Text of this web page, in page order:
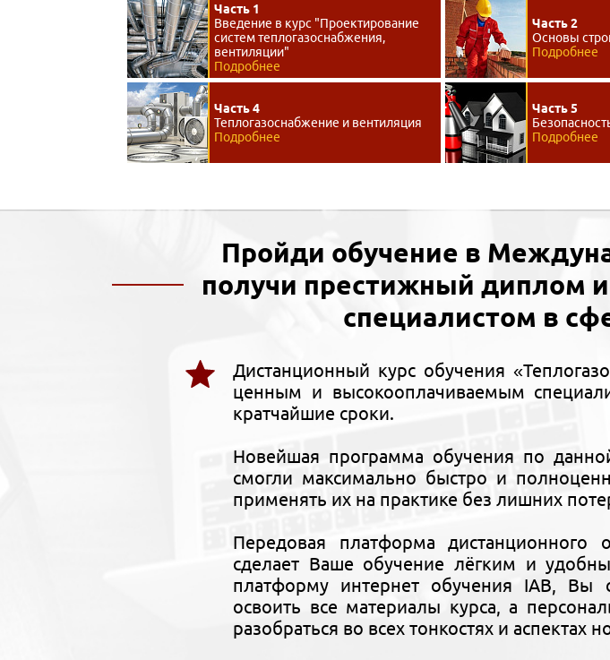
Часть 1
Введение в курс "Проектирование
систем теплогазоснабжения,
вентиляции"
Подробнее
Часть 2
Основы
Подробнее
Часть 4
Теплогазоснабжение и вентиляция
Подробнее
Часть 5
Подробнее
Пройди обучение в
получи престижный диплом
специалистом в
Дистанционный курс обучения
ценным и высокооплачиваемым
кратчайшие сроки.
Новейшая программа обучения по
смогли максимально быстро и
применять их на практике без лишних
Передовая платформа
сделает Ваше обучение лёгким и
платформу интернет обучения IAB, Вы
освоить все материалы курса, а
разобраться во всех тонкостях и аспектах